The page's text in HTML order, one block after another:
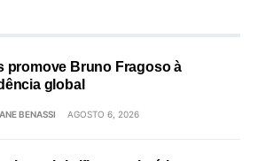
promove Bruno Fragoso à
global
BENASSI AGOSTO 6, 2026